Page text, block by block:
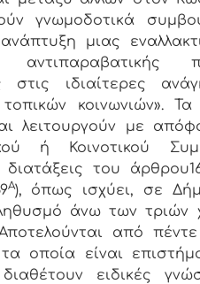
γνωμοδοτικά
μιας
αντιπαραβατικής
στις ιδιαίτερες
κοινωνιών».
λειτουργούν με
ή Κοινοτικού
του
Α), όπως ισχύει, σε
άνω των τριών
Αποτελούνται από
τα οποία είναι
ειδικές